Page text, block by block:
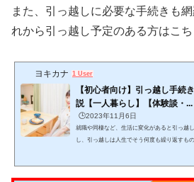
また、引っ越しに必要な手続きも
れから引っ越し予定のある方はこち
ヨキカナ 1 User
【初心者向け】引っ越し手続
説【一人暮らし】【体験談・...
🕒️2023年11月6日
就職や同棲など、生活に変化があると引っ越
し、引っ越しは人生でそう何度も繰り返すも